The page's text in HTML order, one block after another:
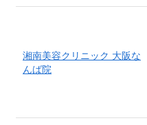
湘南美容クリニック 大阪な
んば院